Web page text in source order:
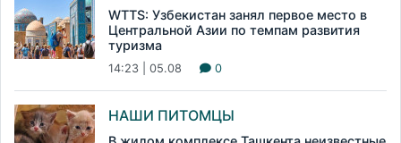
WTTS: Узбекистан занял первое место в
Центральной Азии по темпам развития
туризма
14:23 | 05.08 0
НАШИ ПИТОМЦЫ